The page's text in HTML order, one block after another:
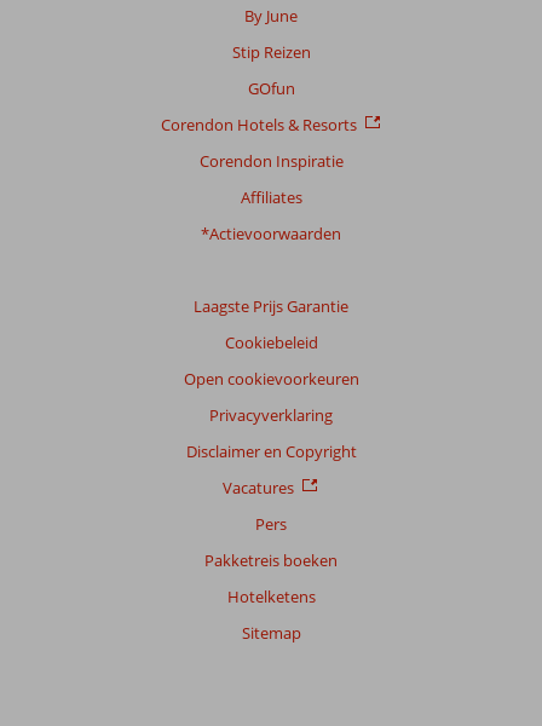
By June
Stip Reizen
GOfun
Corendon Hotels & Resorts
Corendon Inspiratie
Affiliates
*Actievoorwaarden
Laagste Prijs Garantie
Cookiebeleid
Open cookievoorkeuren
Privacyverklaring
Disclaimer en Copyright
Vacatures
Pers
Pakketreis boeken
Hotelketens
Sitemap